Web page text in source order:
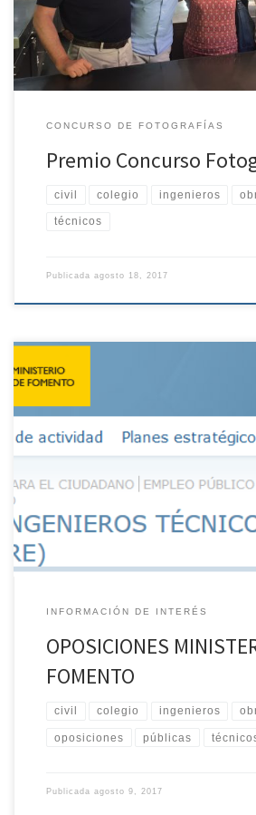
nombre propio y en el de mi mujer, el
CONCURSO DE FOTOGRAFÍAS
Premio Concurso
civil colegio ingenieros
técnicos
Publicada agosto 18, 2017
día 14 de julio, en el que comunicábamos
estudiar la posibilidad de ofrecer la
oposiciones al Ministerio de Fomento de
informaos que el Colegio de Extremadura
INFORMACIÓN DE INTERÉS
OPOSICIONES
FOMENTO
civil colegio ingenieros
oposiciones públicas
Publicada agosto 9, 2017